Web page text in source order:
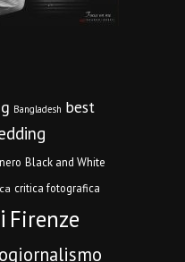
Bangladesh best
Black and White
critica fotografica
Firenze